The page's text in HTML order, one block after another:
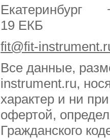
Екатеринбург
19 ЕКБ
fit@fit-
Все данные,
instrument.ru,
характер и ни
офертой,
Гражданского